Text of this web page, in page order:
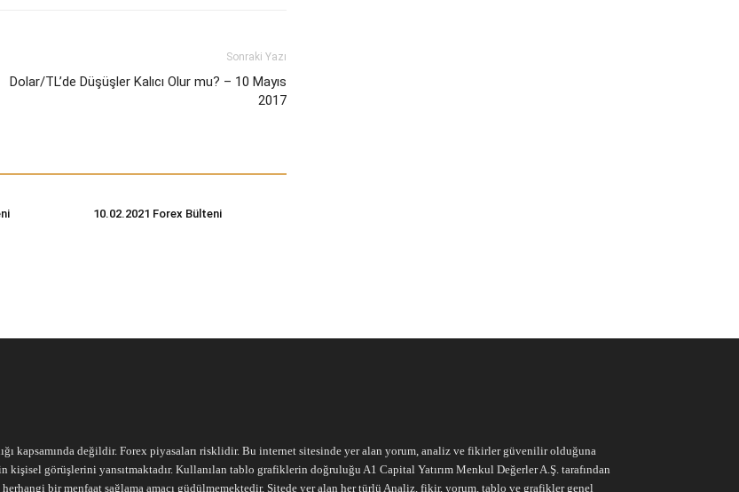
Sonraki Yazı
Dolar/TL’de Düşüşler Kalıcı Olur mu? – 10 Mayıs
2017
10.02.2021 Forex Bülteni
kapsamında değildir. Forex piyasaları risklidir. Bu internet sitesinde yer alan yorum, analiz ve fikirler güvenilir olduğuna
kişisel görüşlerini yansıtmaktadır. Kullanılan tablo grafiklerin doğruluğu A1 Capital Yatırım Menkul Değerler A.Ş. tarafından
bir menfaat sağlama amacı güdülmemektedir. Sitede yer alan her türlü Analiz, fikir, yorum, tablo ve grafikler genel